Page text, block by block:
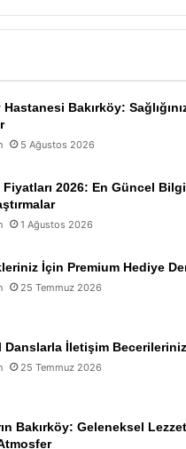
Hastanesi Bakırköy:
5 Ağustos 2026
Fiyatları 2026: En Güncel
1 Ağustos 2026
İçin Premium Hediye
25 Temmuz 2026
Danslarla İletişim
25 Temmuz 2026
Bakırköy: Geleneksel